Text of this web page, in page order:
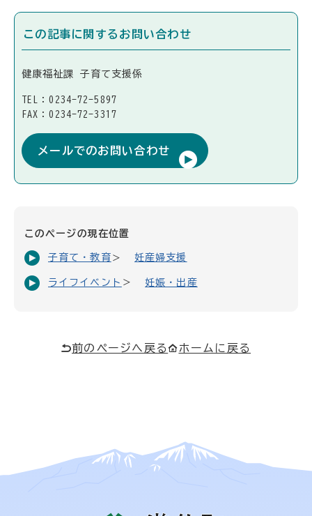
この記事に関するお問い合わせ
健康福祉課 子育て支援係
TEL：0234-72-5897
FAX：0234-72-3317
メールでのお問い合わせ
このページの現在位置
子育て・教育 妊産婦支援
ライフイベント 妊娠・出産
前のページへ戻る ホームに戻る